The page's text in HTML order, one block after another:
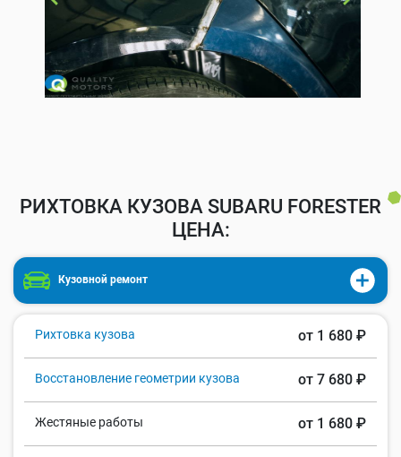
РИХТОВКА КУЗОВА SUBARU FORESTER
ЦЕНА:
Кузовной ремонт
Рихтовка кузова от 1 680 ₽
Восстановление геометрии кузова от 7 680 ₽
Жестяные работы от 1 680 ₽